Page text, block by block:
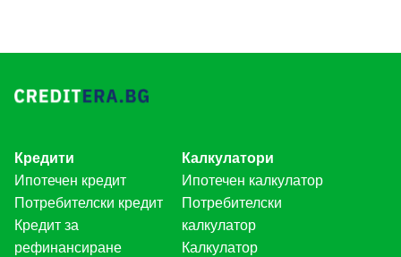
Кредити
Ипотечен кредит
Потребителски кредит
Кредит за
рефинансиране
Калкулатори
Ипотечен калкулатор
Потребителски
калкулатор
Калкулатор